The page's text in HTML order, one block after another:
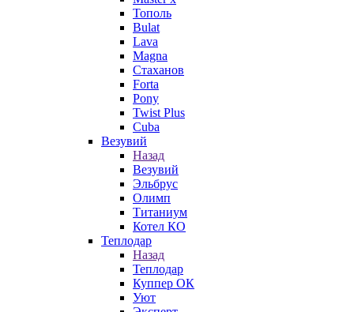
Тополь
Bulat
Lava
Magna
Стаханов
Forta
Pony
Twist Plus
Cuba
Везувий
Назад
Везувий
Эльбрус
Олимп
Титаниум
Котел КО
Теплодар
Назад
Теплодар
Куппер ОК
Уют